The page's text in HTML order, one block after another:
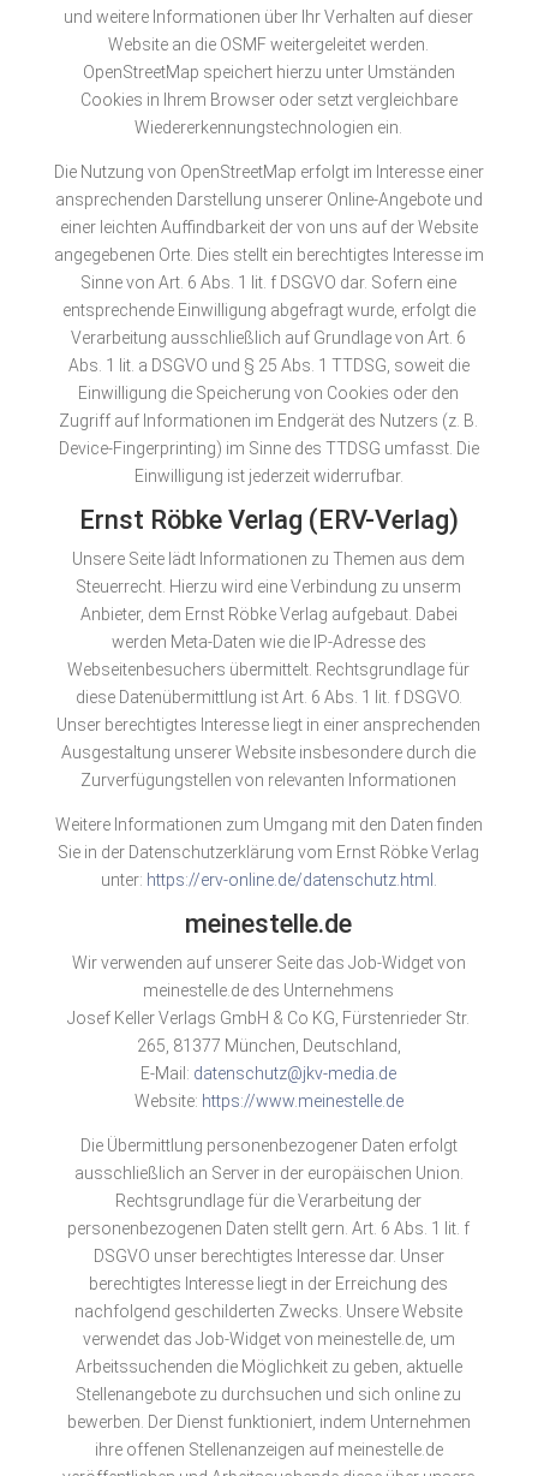
und weitere Informationen über Ihr Verhalten auf dieser
Website an die OSMF weitergeleitet werden.
OpenStreetMap speichert hierzu unter Umständen
Cookies in Ihrem Browser oder setzt vergleichbare
Wiedererkennungstechnologien ein.
Die Nutzung von OpenStreetMap erfolgt im Interesse einer
ansprechenden Darstellung unserer Online-Angebote und
einer leichten Auffindbarkeit der von uns auf der Website
angegebenen Orte. Dies stellt ein berechtigtes Interesse im
Sinne von Art. 6 Abs. 1 lit. f DSGVO dar. Sofern eine
entsprechende Einwilligung abgefragt wurde, erfolgt die
Verarbeitung ausschließlich auf Grundlage von Art. 6
Abs. 1 lit. a DSGVO und § 25 Abs. 1 TTDSG, soweit die
Einwilligung die Speicherung von Cookies oder den
Zugriff auf Informationen im Endgerät des Nutzers (z. B.
Device-Fingerprinting) im Sinne des TTDSG umfasst. Die
Einwilligung ist jederzeit widerrufbar.
Ernst Röbke Verlag (ERV-Verlag)
Unsere Seite lädt Informationen zu Themen aus dem
Steuerrecht. Hierzu wird eine Verbindung zu unserm
Anbieter, dem Ernst Röbke Verlag aufgebaut. Dabei
werden Meta-Daten wie die IP-Adresse des
Webseitenbesuchers übermittelt. Rechtsgrundlage für
diese Datenübermittlung ist Art. 6 Abs. 1 lit. f DSGVO.
Unser berechtigtes Interesse liegt in einer ansprechenden
Ausgestaltung unserer Website insbesondere durch die
Zurverfügungstellen von relevanten Informationen
Weitere Informationen zum Umgang mit den Daten finden
Sie in der Datenschutzerklärung vom Ernst Röbke Verlag
unter: https://erv-online.de/datenschutz.html
meinestelle.de
Wir verwenden auf unserer Seite das Job-Widget von
meinestelle.de des Unternehmens
Josef Keller Verlags GmbH & Co KG, Fürstenrieder Str.
265, 81377 München, Deutschland,
E-Mail: datenschutz@jkv-media.de
Website: https://www.meinestelle.de
Die Übermittlung personenbezogener Daten erfolgt
ausschließlich an Server in der europäischen Union.
Rechtsgrundlage für die Verarbeitung der
personenbezogenen Daten stellt gern. Art. 6 Abs. 1 lit. f
DSGVO unser berechtigtes Interesse dar. Unser
berechtigtes Interesse liegt in der Erreichung des
nachfolgend geschilderten Zwecks. Unsere Website
verwendet das Job-Widget von meinestelle.de, um
Arbeitssuchenden die Möglichkeit zu geben, aktuelle
Stellenangebote zu durchsuchen und sich online zu
bewerben. Der Dienst funktioniert, indem Unternehmen
ihre offenen Stellenanzeigen auf meinestelle.de